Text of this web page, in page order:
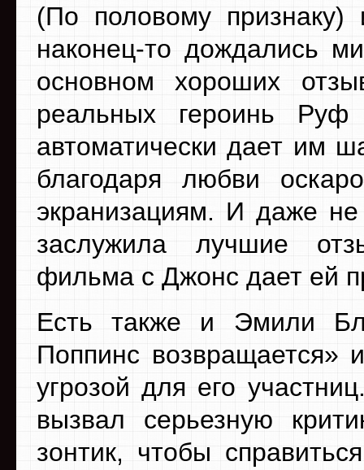
(По половому
наконец-то дождались
основном хороших
реальных героинь
автоматически дает им
благодаря любви
экранизациям. И даже
заслужила лучшие
фильма с Джонс дает ей
Есть также и Эмили
Поппинс возвращается»
угрозой для его
вызвал серьезную
зонтик, чтобы